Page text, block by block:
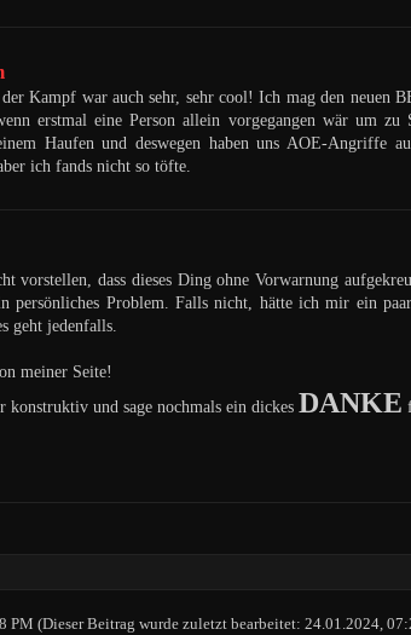
der Kampf war auch sehr, sehr cool! Ich mag den
erstmal eine Person allein vorgegangen wär um
Haufen und deswegen haben uns AOE-Angriffe
ich fands nicht so töfte.
vorstellen, dass dieses Ding ohne Vorwarnung
persönliches Problem. Falls nicht, hätte ich mir ein
geht jedenfalls.
meiner Seite!
konstruktiv und sage nochmals ein dickes DANKE
PM (Dieser Beitrag wurde zuletzt bearbeitet: 24.01.2024,